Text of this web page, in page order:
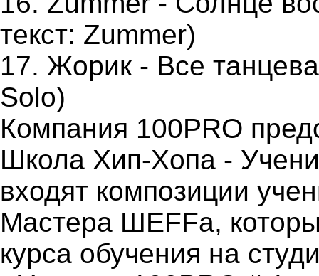
текст: Zummer)
17. Жорик - Все
Solo)
Компания 100PRO
Школа Хип-Хопа -
входят композиции
Мастера ШЕFFа,
курса обучения на